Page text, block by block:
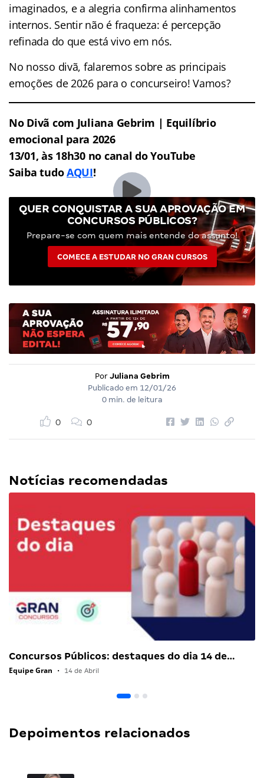
imaginados, e a alegria confirma alinhamentos
internos. Sentir não é fraqueza: é percepção
refinada do que está vivo em nós.
No nosso divã, falaremos sobre as principais
emoções de 2026 para o concurseiro! Vamos?
No Divã com Juliana Gebrim | Equilíbrio
emocional para 2026
13/01, às 18h30 no canal do YouTube
Saiba tudoAQUI!
QUER CONQUISTAR A SUA APROVAÇÃO EM
CONCURSOS PÚBLICOS?
Prepare-se com quem mais entende do assunto!
COMECE A ESTUDAR NO GRAN CURSOS
Por Juliana Gebrim
Publicado em 12/01/26
0 min. de leitura
0 0
Notícias recomendadas
Concursos Públicos: destaques do dia 14 de…
Equipe Gran • 14 de Abril
Depoimentos relacionados